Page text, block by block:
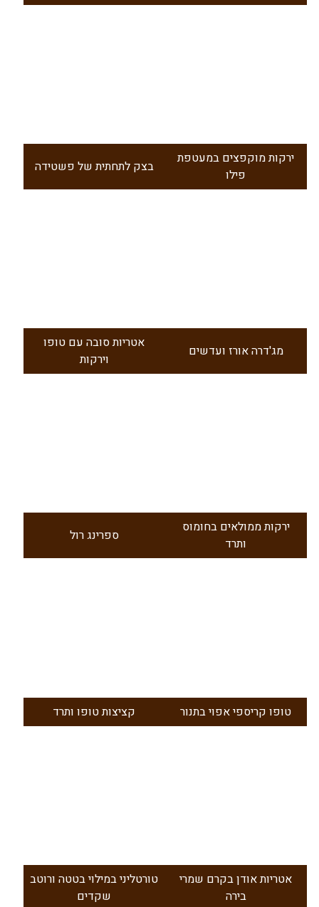
ירקות מוקפצים במעטפת
פילו
בצק לתחתית של פשטידה
מג'דרה אורז ועדשים
אטריות סובה עם טופו
וירקות
ירקות ממולאים בחומוס
ותרד
ספרינג רול
טופו קריספי אפוי בתנור קציצות טופו ותרד
אטריות אודן בקרם שמרי
בירה
טורטליני במילוי בטטה ורוטב
שקדים